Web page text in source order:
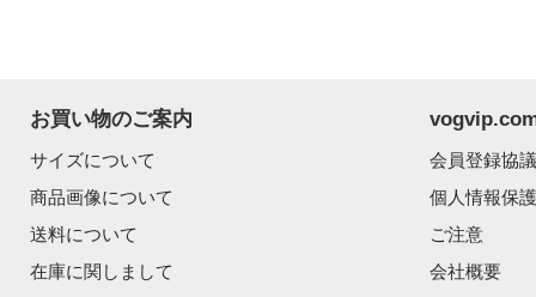
お買い物のご案内
サイズについて
商品画像について
送料について
在庫に関しまして
会員登録協
個人情報保
ご注意
会社概要